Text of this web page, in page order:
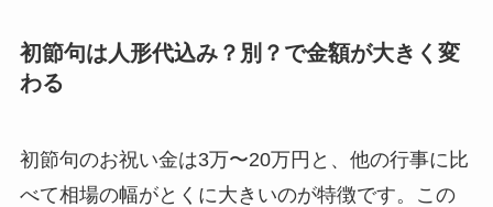
初節句は人形代込み？別？で金額が大きく変
わる
初節句のお祝い金は3万〜20万円と、他の行事に比
べて相場の幅がとくに大きいのが特徴です。この